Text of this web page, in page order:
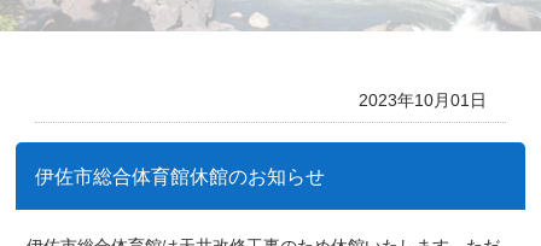
2023年10月01日
伊佐市総合体育館休館のお知らせ